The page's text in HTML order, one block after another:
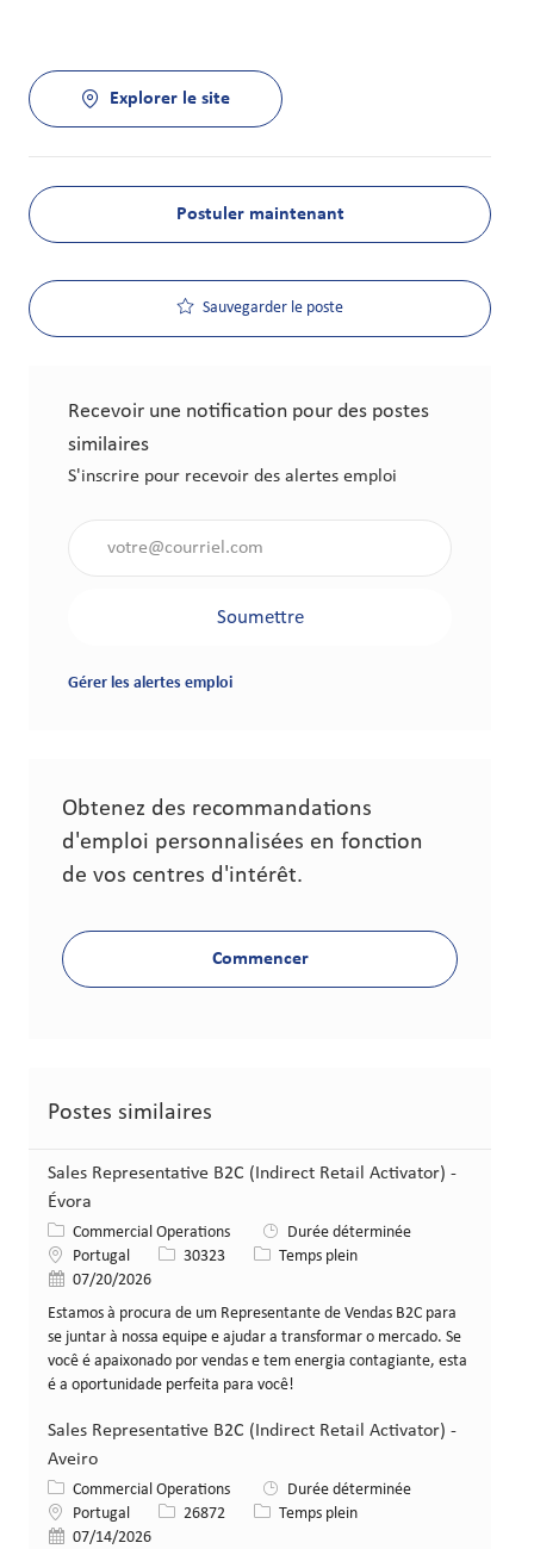
Explorer le site
Postuler maintenant
Sauvegarder le poste
Recevoir une notification pour des postes
similaires
S'inscrire pour recevoir des alertes emploi
Soumettre
Gérer les alertes emploi
Obtenez des recommandations
d'emploi personnalisées en fonction
de vos centres d'intérêt.
Commencer
Postes similaires
Sales Representative B2C (Indirect Retail Activator) -
Évora
Catégorie
Commercial Operations
Durée déterminée
Lieu Portugal Identifiant de poste
30323 Type de poste
Temps plein
Date de publication
07/20/2026
Estamos à procura de um Representante de Vendas B2C para
se juntar à nossa equipe e ajudar a transformar o mercado. Se
você é apaixonado por vendas e tem energia contagiante, esta
é a oportunidade perfeita para você!
Sales Representative B2C (Indirect Retail Activator) -
Aveiro
Catégorie
Commercial Operations
Durée déterminée
Lieu Portugal Identifiant de poste
26872 Type de poste
Temps plein
Date de publication
07/14/2026